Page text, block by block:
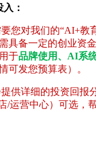
：
您对我们的“AI+教
具备一定的创业资
于品牌使用、AI系
情可发您预算表）。
供详细的投资回报
/运营中心）可选，